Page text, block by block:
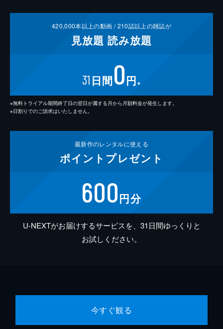
420,000本以上の動画 /210誌以上の雑誌が
見放題 読み放題
31 日間0円 ※
※無料トライアル期間終了日の翌日が属する月から月額料金が発生します。
※日割りでのご請求はいたしません。
最新作のレンタルに使える
ポイント プレゼント
600円分
U-NEXTがお届けするサービスを、31日間ゆっくりと
お試しください。
今すぐ観る